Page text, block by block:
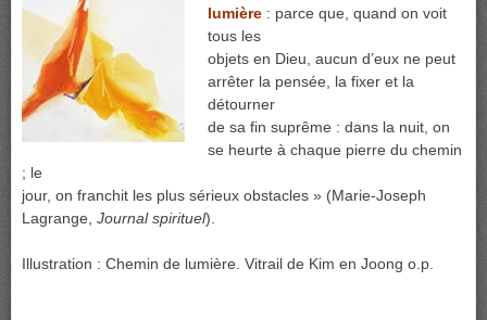
lumière : parce que, quand on voit
tous les
objets en Dieu, aucun d’eux ne peut
arrêter la pensée, la fixer et la
détourner
de sa fin suprême : dans la nuit, on
se heurte à chaque pierre du chemin
; le
jour, on franchit les plus sérieux obstacles » (Marie-Joseph
Lagrange, Journal spirituel).
Illustration : Chemin de lumière. Vitrail de Kim en Joong o.p.